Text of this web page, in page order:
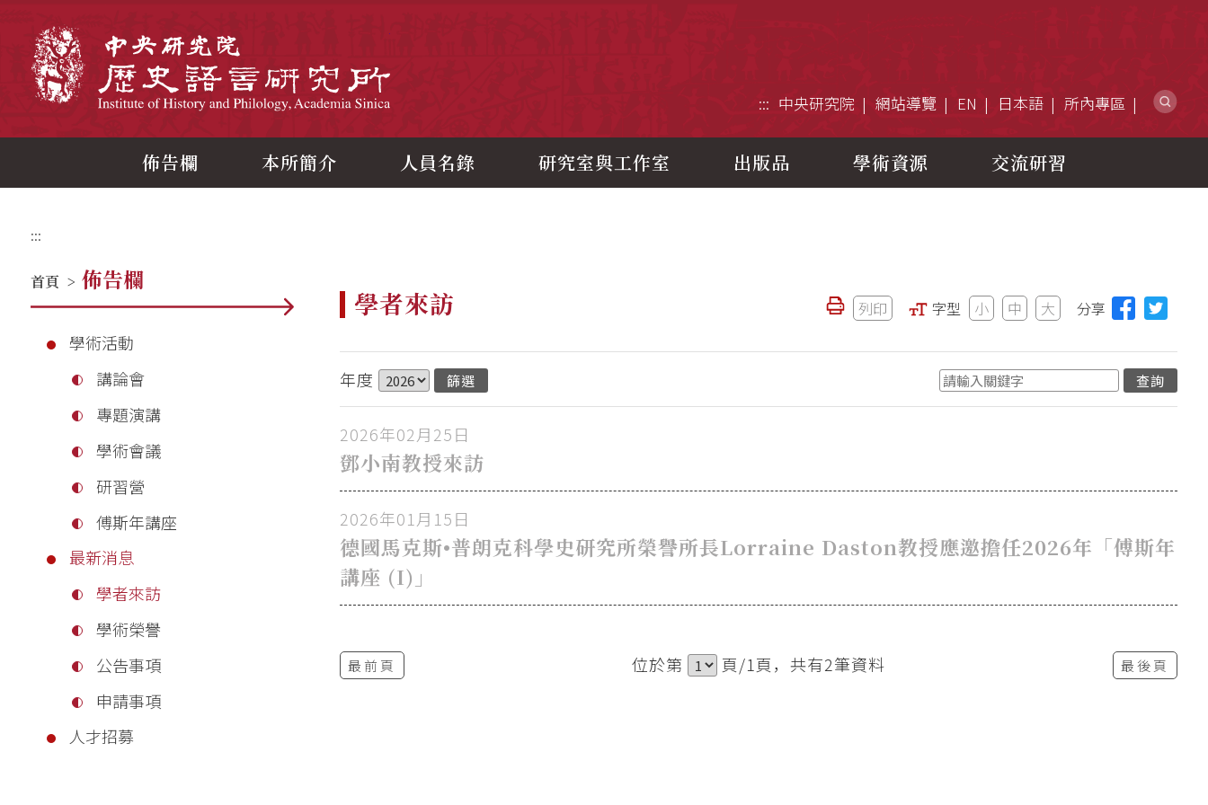
::: 中央研究院 網站導覽 EN 日本語 所內專區
佈告欄 本所簡介 人員名錄 研究室與工作室 出版品 學術資源 交流研習
:::
首頁 > 佈告欄
學術活動
講論會
專題演講
學術會議
研習營
傅斯年講座
最新消息
學者來訪
學術榮譽
公告事項
申請事項
人才招募
學者來訪 列印 字型 小 中 大 分享
年度
2026年02月25日
鄧小南教授來訪
2026年01月15日
德國馬克斯•普朗克科學史研究所榮譽所長Lorraine Daston教授應邀擔任2026年「傅斯年
講座 (I)」
位於第 頁/1頁，共有2筆資料
最前頁 最後頁